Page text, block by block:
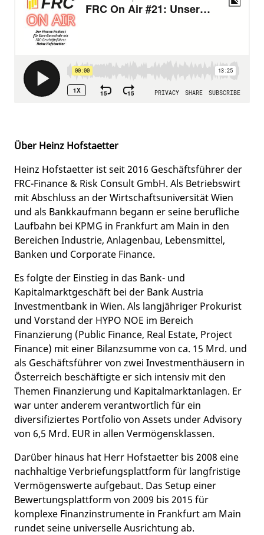
Über Heinz Hofstaetter
Heinz Hofstaetter ist seit 2016 Geschäftsführer der
FRC-Finance & Risk Consult GmbH. Als Betriebswirt
mit Abschluss an der Wirtschaftsuniversität Wien
und als Bankkaufmann begann er seine berufliche
Laufbahn bei KPMG in Frankfurt am Main in den
Bereichen Industrie, Anlagenbau, Lebensmittel,
Banken und Corporate Finance.
Es folgte der Einstieg in das Bank- und
Kapitalmarktgeschäft bei der Bank Austria
Investmentbank in Wien. Als langjähriger Prokurist
und Vorstand der HYPO NOE im Bereich
Finanzierung (Public Finance, Real Estate, Project
Finance) mit einer Bilanzsumme von ca. 15 Mrd. und
als Geschäftsführer von zwei Investmenthäusern in
Österreich beschäftigte er sich intensiv mit den
Themen Finanzierung und Kapitalmarktanlagen. Er
war unter anderem verantwortlich für ein
diversifiziertes Portfolio von Assets under Advisory
von 6,5 Mrd. EUR in allen Vermögensklassen.
Darüber hinaus hat Herr Hofstaetter bis 2008 eine
nachhaltige Verbriefungsplattform für langfristige
Vermögenswerte aufgebaut. Das Setup einer
Bewertungsplattform von 2009 bis 2015 für
komplexe Finanzinstrumente in Frankfurt am Main
rundet seine universelle Ausrichtung ab.